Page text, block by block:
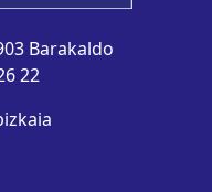
Barakaldo
22